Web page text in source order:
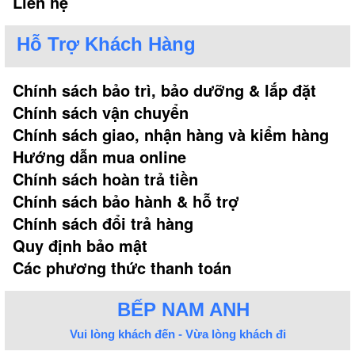
tiến mẫu mã, Bếp từ Munchen còn luôn đặt chương trình
phẩm bếp từ của hãng.
Với mục đích tri ân khách hàng, Munchen áp dụng chương
trình siêu khuyến mại lớn:
***Mua bếp từ Munchen tặng bộ nồi Munchen Đức cao cấp
***Mua bếp từ Munchen tặng máy hút mùi âm tủ nhập khẩu
sang trọng
***Mua bếp từ Munchen tặng ngay máy sấy bát Munchen
chính hãng
6. CHẾ ĐỘ BẢO HÀNH BẾP
MUNCHEN CÓ ĐIỂM GÌ NỔI BẬT?
Hỗ Trợ Khách Hàng
Chính sách bảo trì, bảo dưỡng & lắp đặt
Chính sách vận chuyển
Chính sách giao, nhận hàng và kiểm hàng
Hướng dẫn mua online
Chính sách hoàn trả tiền
Chính sách bảo hành & hỗ trợ
Chính sách đổi trả hàng
Quy định bảo mật
Các phương thức thanh toán
BẾP NAM ANH
Vui lòng khách đến - Vừa lòng khách đi